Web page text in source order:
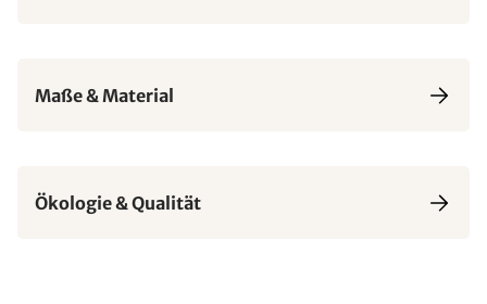
Maße & Material
Ökologie & Qualität